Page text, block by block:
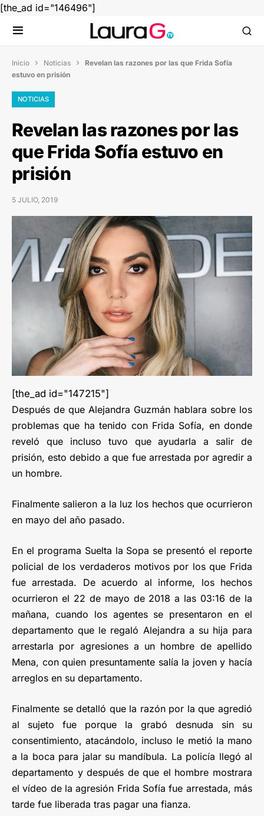
[the_ad id="146496"]
Inicio  Noticias  Revelan las razones por las que Frida Sofía
estuvo en prisión
NOTICIAS
Revelan las razones por las
que Frida Sofía estuvo en
prisión
5 JULIO, 2019
[the_ad id="147215"]
Después de que Alejandra Guzmán hablara sobre los
problemas que ha tenido con Frida Sofía, en donde
reveló que incluso tuvo que ayudarla a salir de
prisión, esto debido a que fue arrestada por agredir a
un hombre.
Finalmente salieron a la luz los hechos que ocurrieron
en mayo del año pasado.
En el programa Suelta la Sopa se presentó el reporte
policial de los verdaderos motivos por los que Frida
fue arrestada. De acuerdo al informe, los hechos
ocurrieron el 22 de mayo de 2018 a las 03:16 de la
mañana, cuando los agentes se presentaron en el
departamento que le regaló Alejandra a su hija para
arrestarla por agresiones a un hombre de apellido
Mena, con quien presuntamente salía la joven y hacía
arreglos en su departamento.
Finalmente se detalló que la razón por la que agredió
al sujeto fue porque la grabó desnuda sin su
consentimiento, atacándolo, incluso le metió la mano
a la boca para jalar su mandíbula. La policía llegó al
departamento y después de que el hombre mostrara
el vídeo de la agresión Frida Sofía fue arrestada, más
tarde fue liberada tras pagar una fianza.